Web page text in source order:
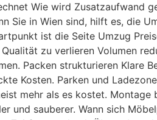
Wie wird Zusatzaufwand
Sie in Wien sind, hilft es, die
ist die Seite Umzug
zu verlieren Volumen
Packen strukturieren Klare
Kosten. Parken und
mehr als es kostet. Montage
und sauberer. Wann sich